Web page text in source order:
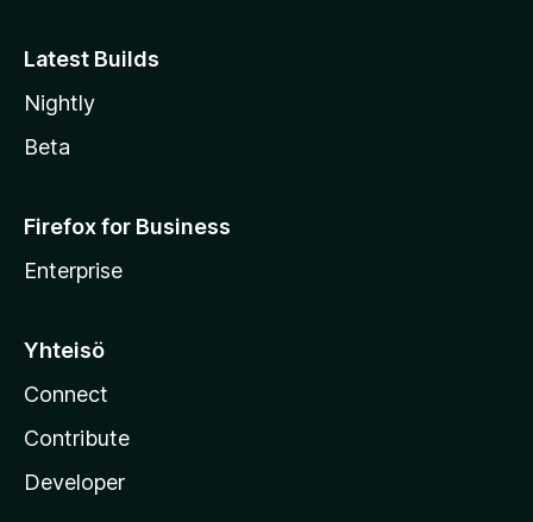
Latest Builds
Nightly
Beta
Firefox for Business
Enterprise
Yhteisö
Connect
Contribute
Developer